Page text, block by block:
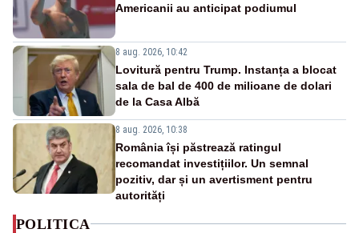
Americanii au anticipat podiumul
8 aug. 2026, 10:42
Lovitură pentru Trump. Instanța a blocat
sala de bal de 400 de milioane de dolari
de la Casa Albă
8 aug. 2026, 10:38
România își păstrează ratingul
recomandat investițiilor. Un semnal
pozitiv, dar și un avertisment pentru
autorități
POLITICA